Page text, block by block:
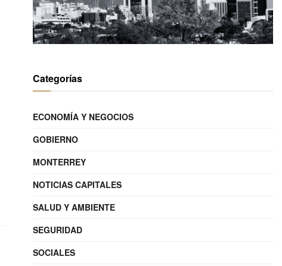
Categorías
ECONOMÍA Y NEGOCIOS
GOBIERNO
MONTERREY
NOTICIAS CAPITALES
SALUD Y AMBIENTE
SEGURIDAD
SOCIALES